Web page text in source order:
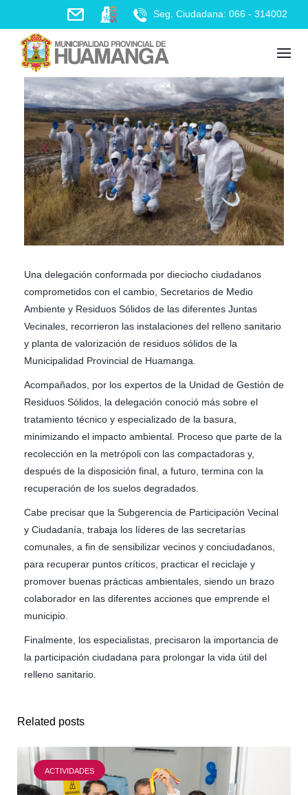
content
Seg. Ciudadana: 066 - 314002
Una delegación conformada por dieciocho ciudadanos
comprometidos con el cambio, Secretarios de Medio
Ambiente y Residuos Sólidos de las diferentes Juntas
Vecinales, recorrieron las instalaciones del relleno sanitario
y planta de valorización de residuos sólidos de la
Municipalidad Provincial de Huamanga.
Acompañados, por los expertos de la Unidad de Gestión de
Residuos Sólidos, la delegación conoció más sobre el
tratamiento técnico y especializado de la basura,
minimizando el impacto ambiental. Proceso que parte de la
recolección en la metrópoli con las compactadoras y,
después de la disposición final, a futuro, termina con la
recuperación de los suelos degradados.
Cabe precisar que la Subgerencia de Participación Vecinal
y Ciudadanía, trabaja los líderes de las secretarías
comunales, a fin de sensibilizar vecinos y conciudadanos,
para recuperar puntos críticos, practicar el reciclaje y
promover buenas prácticas ambientales, siendo un brazo
colaborador en las diferentes acciones que emprende el
municipio.
Finalmente, los especialistas, precisaron la importancia de
la participación ciudadana para prolongar la vida útil del
relleno sanitario.
Related posts
ACTIVIDADES